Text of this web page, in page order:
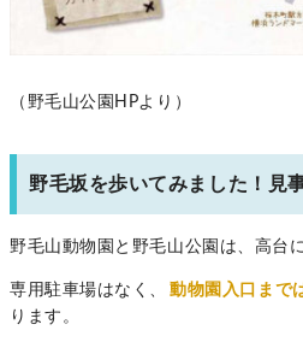
（野毛山公園HPより）
野毛坂を歩いてみました！見
野毛山動物園と野毛山公園は、高台
専用駐車場はなく、 動物園入口まで
ります。